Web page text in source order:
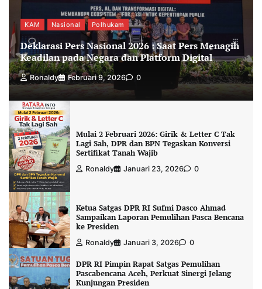
KAM Nasional Polhukam
Deklarasi Pers Nasional 2026 : Saat Pers Menagih
Keadilan pada Negara dan Platform Digital
Ronaldy Februari 9, 2026 0
Mulai 2 Februari 2026: Girik & Letter C Tak
Lagi Sah, DPR dan BPN Tegaskan Konversi
Sertifikat Tanah Wajib
Ronaldy Januari 23, 2026 0
Ketua Satgas DPR RI Sufmi Dasco Ahmad
Sampaikan Laporan Pemulihan Pasca Bencana
ke Presiden
Ronaldy Januari 3, 2026 0
DPR RI Pimpin Rapat Satgas Pemulihan
Pascabencana Aceh, Perkuat Sinergi Jelang
Kunjungan Presiden